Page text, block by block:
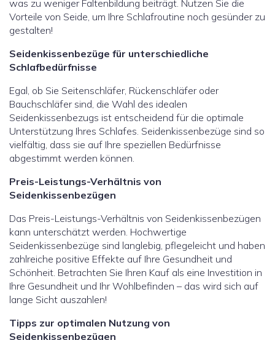
was zu weniger Faltenbildung beiträgt. Nutzen Sie die
Vorteile von Seide, um Ihre Schlafroutine noch gesünder zu
gestalten!
Seidenkissenbezüge für unterschiedliche
Schlafbedürfnisse
Egal, ob Sie Seitenschläfer, Rückenschläfer oder
Bauchschläfer sind, die Wahl des idealen
Seidenkissenbezugs ist entscheidend für die optimale
Unterstützung Ihres Schlafes. Seidenkissenbezüge sind so
vielfältig, dass sie auf Ihre speziellen Bedürfnisse
abgestimmt werden können.
Preis-Leistungs-Verhältnis von
Seidenkissenbezügen
Das Preis-Leistungs-Verhältnis von Seidenkissenbezügen
kann unterschätzt werden. Hochwertige
Seidenkissenbezüge sind langlebig, pflegeleicht und haben
zahlreiche positive Effekte auf Ihre Gesundheit und
Schönheit. Betrachten Sie Ihren Kauf als eine Investition in
Ihre Gesundheit und Ihr Wohlbefinden – das wird sich auf
lange Sicht auszahlen!
Tipps zur optimalen Nutzung von
Seidenkissenbezügen